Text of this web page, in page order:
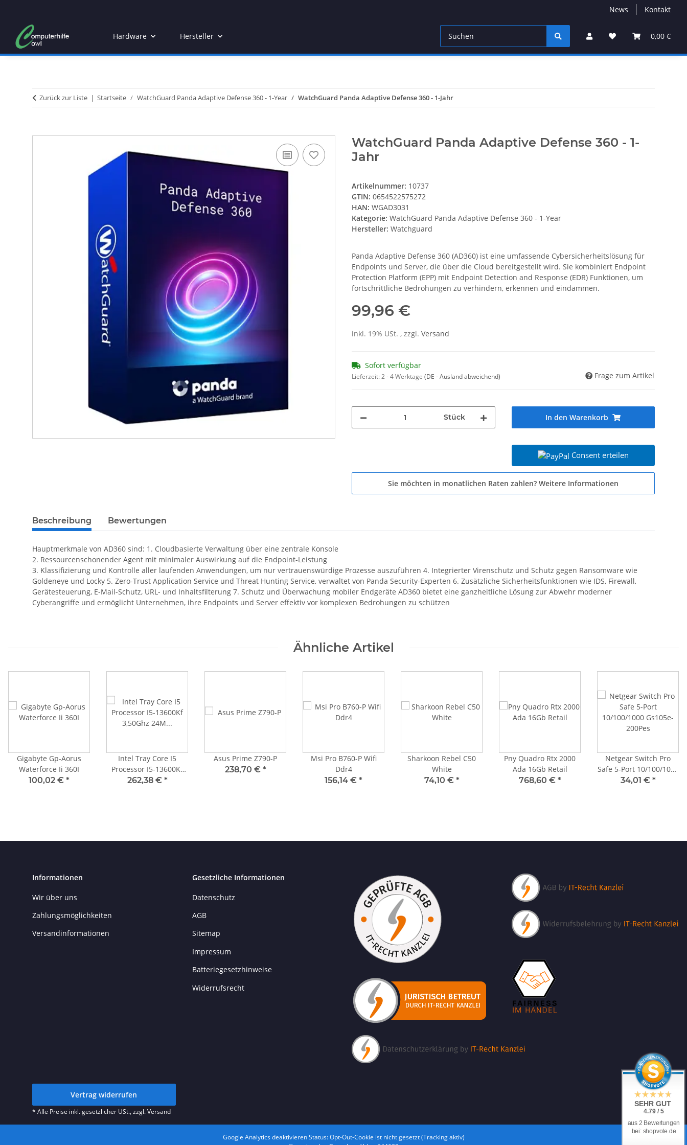
News Kontakt
0,00 €
Hardware Hersteller
Zurück zur Liste Startseite WatchGuard Panda Adaptive Defense 360 - 1-Year WatchGuard Panda Adaptive Defense 360 - 1-Jahr
WatchGuard Panda Adaptive Defense 360 - 1-
Jahr
Artikelnummer: 10737
GTIN: 0654522575272
HAN: WGAD3031
Kategorie: WatchGuard Panda Adaptive Defense 360 - 1-Year
Hersteller: Watchguard
Panda Adaptive Defense 360 (AD360) ist eine umfassende Cybersicherheitslösung für
Endpoints und Server, die über die Cloud bereitgestellt wird. Sie kombiniert Endpoint
Protection Platform (EPP) mit Endpoint Detection and Response (EDR) Funktionen, um
fortschrittliche Bedrohungen zu verhindern, erkennen und eindämmen.
99,96 €
inkl. 19% USt. , zzgl. Versand
Sofort verfügbar
Lieferzeit:2 - 4 Werktage (DE - Ausland abweichend) Frage zum Artikel
Stück In den Warenkorb
Consent erteilen
Sie möchten in monatlichen Raten zahlen? Weitere Informationen
Beschreibung Bewertungen
Hauptmerkmale von AD360 sind: 1. Cloudbasierte Verwaltung über eine zentrale Konsole
2. Ressourcenschonender Agent mit minimaler Auswirkung auf die Endpoint-Leistung
3. Klassifizierung und Kontrolle aller laufenden Anwendungen, um nur vertrauenswürdige Prozesse auszuführen 4. Integrierter Virenschutz und Schutz gegen Ransomware wie
Goldeneye und Locky 5. Zero-Trust Application Service und Threat Hunting Service, verwaltet von Panda Security-Experten 6. Zusätzliche Sicherheitsfunktionen wie IDS, Firewall,
Gerätesteuerung, E-Mail-Schutz, URL- und Inhaltsfilterung 7. Schutz und Überwachung mobiler Endgeräte AD360 bietet eine ganzheitliche Lösung zur Abwehr moderner
Cyberangriffe und ermöglicht Unternehmen, ihre Endpoints und Server effektiv vor komplexen Bedrohungen zu schützen
Ähnliche Artikel
Gigabyte Gp-Aorus
Waterforce Ii 360I
100,02 € *
Intel Tray Core I5
Processor I5-13600Kf
3,50Ghz 24M Raptor
262,38 € *
Asus Prime Z790-P
238,70 € *
Msi Pro B760-P Wifi
Ddr4
156,14 € *
Sharkoon Rebel C50
White
74,10 € *
Pny Quadro Rtx 2000
Ada 16Gb Retail
768,60 € *
Netgear Switch Pro
Safe 5-Port 10/100/1000
Gs105e-200Pes
34,01 € *
Informationen
Wir über uns
Zahlungsmöglichkeiten
Versandinformationen
Gesetzliche Informationen
Datenschutz
AGB
Sitemap
Impressum
Batteriegesetzhinweise
Widerrufsrecht
Vertrag widerrufen
* Alle Preise inkl. gesetzlicher USt., zzgl.Versand
Google Analytics deaktivieren Status: Opt-Out-Cookie ist nicht gesetzt (Tracking aktiv)
SEHR GUT
4.79 / 5
aus 2 Bewertungen
bei: shopvote.de